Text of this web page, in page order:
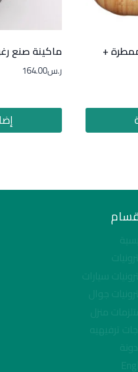
+ ماكينة صنع
ر.س164.00
سيارات
جوال
منزل
ترفيهيه